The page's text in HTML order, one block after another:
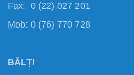
Fax: 0 (22) 027 201
Mob: 0 (76) 770 728
BĂLȚI